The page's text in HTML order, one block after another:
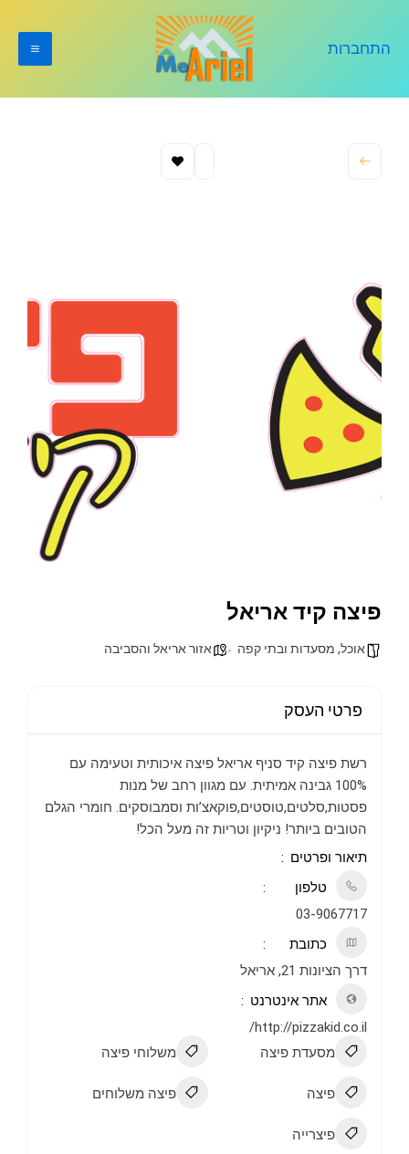
התחברות
פיצה קיד אריאל
אוכל, מסעדות ובתי קפה אזור אריאל והסביבה
פרטי העסק
רשת פיצה קיד סניף אריאל פיצה איכותית וטעימה עם
100% גבינה אמיתית. עם מגוון רחב של מנות
פסטות,סלטים,טוסטים,פוקאצ’ות וסמבוסקים. חומרי הגלם
הטובים ביותר! ניקיון וטריות זה מעל הכל!
תיאור ופרטים
טלפון
03-9067717
כתובת
דרך הציונות 21, אריאל
אתר אינטרנט
http://pizzakid.co.il/
מסעדת פיצה
משלוחי פיצה
פיצה פיצה משלוחים
פיצרייה